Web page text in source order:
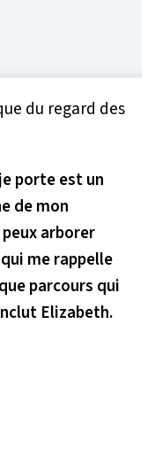
du regard des
porte est un
de mon
arborer
me rappelle
parcours qui
Elizabeth.